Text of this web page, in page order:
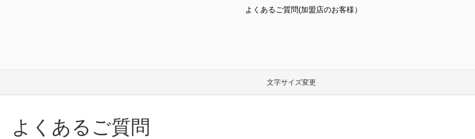
よくあるご質問(加盟店のお客様）
文字サイズ変更
よくあるご質問